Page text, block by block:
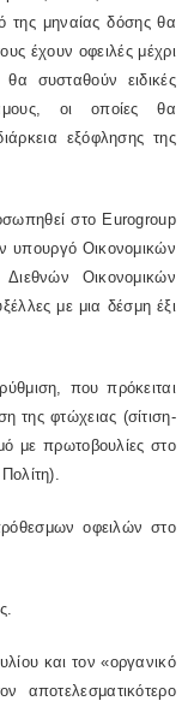
της μηναίας δόσης θα
έχουν οφειλές μέχρι
συσταθούν ειδικές
οι οποίες θα
εξόφλησης της
στο Eurogroup
υπουργό Οικονομικών
Οικονομικών
με μια δέσμη έξι
που πρόκειται
της φτώχειας (σίτιση-
με πρωτοβουλίες στο
οφειλών στο
και τον «οργανικό
αποτελεσματικότερο